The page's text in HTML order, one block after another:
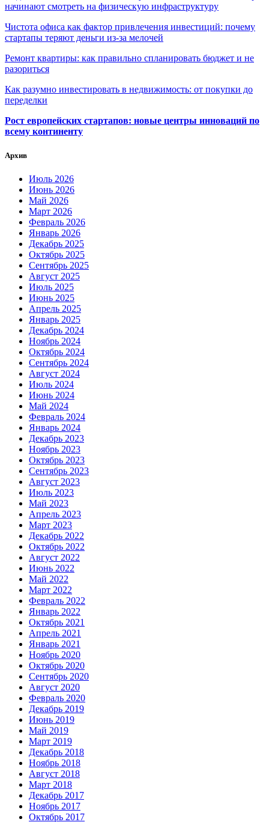
начинают смотреть на физическую инфраструктуру
Чистота офиса как фактор привлечения инвестиций: почему
стартапы теряют деньги из-за мелочей
Ремонт квартиры: как правильно спланировать бюджет и не
разориться
Как разумно инвестировать в недвижимость: от покупки до
переделки
Рост европейских стартапов: новые центры инноваций по
всему континенту
Архив
Июль 2026
Июнь 2026
Май 2026
Март 2026
Февраль 2026
Январь 2026
Декабрь 2025
Октябрь 2025
Сентябрь 2025
Август 2025
Июль 2025
Июнь 2025
Апрель 2025
Январь 2025
Декабрь 2024
Ноябрь 2024
Октябрь 2024
Сентябрь 2024
Август 2024
Июль 2024
Июнь 2024
Май 2024
Февраль 2024
Январь 2024
Декабрь 2023
Ноябрь 2023
Октябрь 2023
Сентябрь 2023
Август 2023
Июль 2023
Май 2023
Апрель 2023
Март 2023
Декабрь 2022
Октябрь 2022
Август 2022
Июнь 2022
Май 2022
Март 2022
Февраль 2022
Январь 2022
Октябрь 2021
Апрель 2021
Январь 2021
Ноябрь 2020
Октябрь 2020
Сентябрь 2020
Август 2020
Февраль 2020
Декабрь 2019
Июнь 2019
Май 2019
Март 2019
Декабрь 2018
Ноябрь 2018
Август 2018
Март 2018
Декабрь 2017
Ноябрь 2017
Октябрь 2017